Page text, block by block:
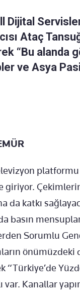
Dijital
Ataç
“Bu alanda
ve Asya
platformu
giriyor.
da katkı
basın
Sorumlu
önümüzdeki
“Türkiye’de
var. Kanallar